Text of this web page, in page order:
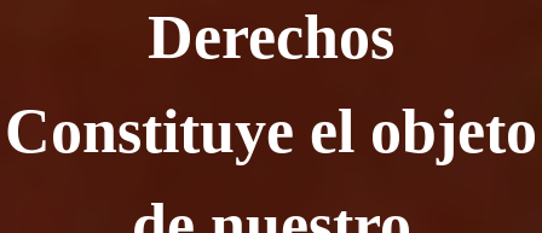
Derechos
Constituye el objeto